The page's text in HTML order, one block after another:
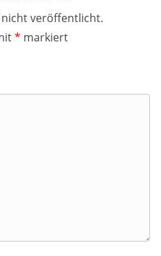
nicht veröffentlicht.
* markiert